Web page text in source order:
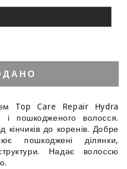
Top Care Repair Hydra
пошкодженого волосся.
до коренів. Добре
пошкоджені ділянки,
Надає волоссю